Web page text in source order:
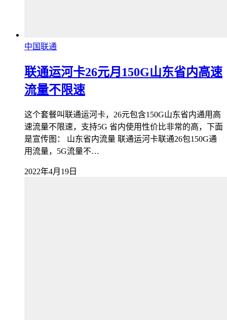
中国联通
联通运河卡26元月150G山东省内高速
流量不限速
这个套餐叫联通运河卡，26元包含150G山东省内通用高
速流量不限速，支持5G 省内使用性价比非常的高，下面
是宣传图： 山东省内流量 联通运河卡联通26包150G通
用流量，5G流量不…
2022年4月19日